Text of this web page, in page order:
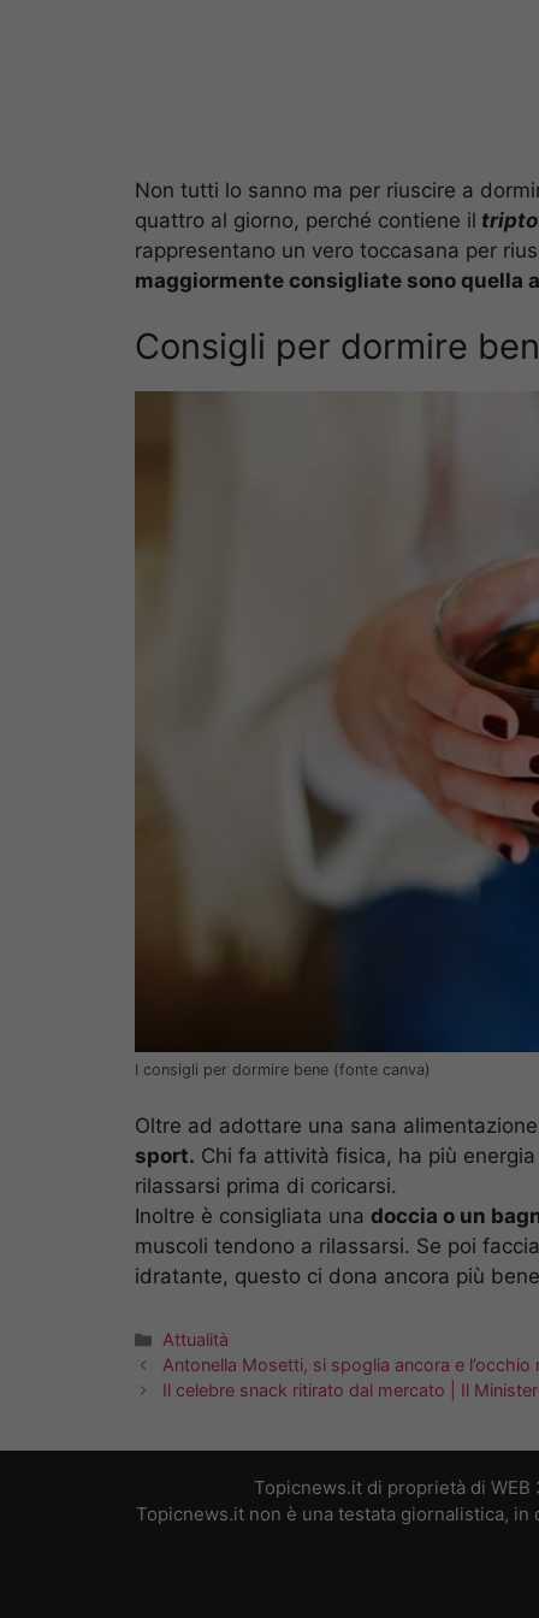
Non tutti lo sanno ma per riuscire a
quattro al giorno, perché contiene il
rappresentano un vero toccasana per
maggiormente consigliate sono quella
Consigli per dormire
I consigli per dormire bene (fonte canva)
Oltre ad adottare una sana
sport. Chi fa attività fisica, ha più
rilassarsi prima di coricarsi.
Inoltre è consigliata una doccia o un
muscoli tendono a rilassarsi. Se poi
idratante, questo ci dona ancora più
Categorie
Attualità
Antonella Mosetti, si spoglia ancora e
Il celebre snack ritirato dal mercato | Il
Topicnews.it di proprietà di WEB
Topicnews.it non è una testata giornalistica,